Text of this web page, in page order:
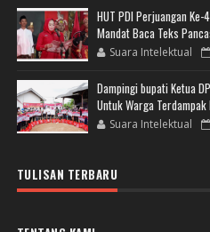
HUT PDI Perjuangan
Mandat Baca Teks
Suara Intelektual
Dampingi bupati Ketua
Untuk Warga Terdampak
Suara Intelektual
TULISAN TERBARU